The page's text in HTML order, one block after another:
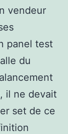
vendeur
panel test
du
il ne devait
set de ce